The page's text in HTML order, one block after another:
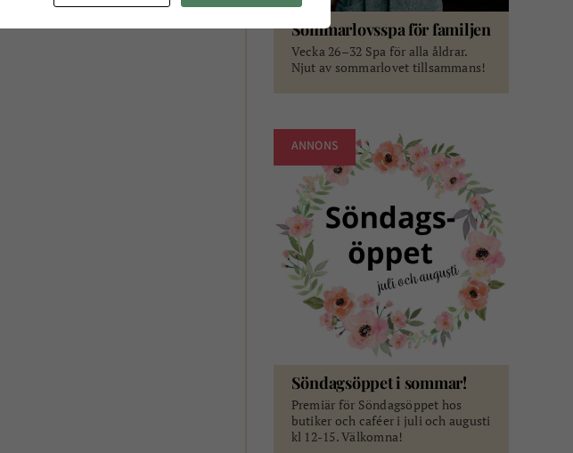
Sommarlovsspa för familjen
Vecka 26–32 Spa för alla åldrar.
Njut av sommarlovet tillsammans!
ANNONS
Söndagsöppet i sommar!
Premiär för Söndagsöppet hos
butiker och caféer i juli och augusti
kl 12-15. Välkomna!